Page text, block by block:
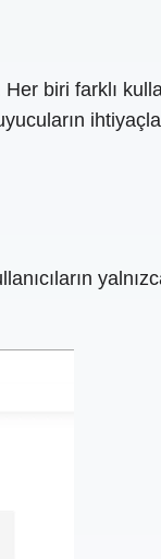
biri farklı